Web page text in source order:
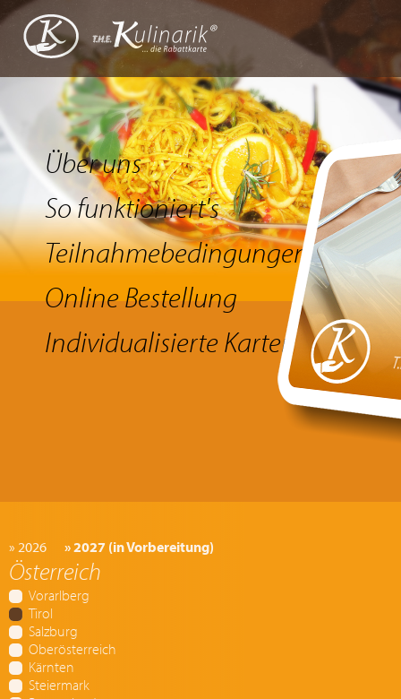
Über uns
So funktioniert's
Teilnahmebedingungen
Online Bestellung
Individualisierte Karten
» 2026 » 2027 (in Vorbereitung)
Österreich
Vorarlberg
Tirol
Salzburg
Oberösterreich
Kärnten
Steiermark